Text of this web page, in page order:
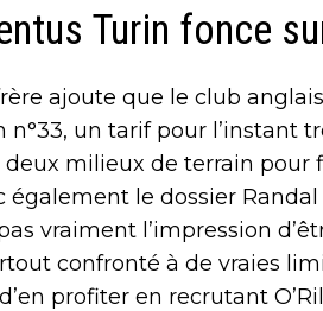
Turin fonce
ajoute que le club
n°33, un tarif pour l’instant
milieux de terrain pour
également le dossier
vraiment l’impression
confronté à de vraies
profiter en recrutant